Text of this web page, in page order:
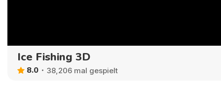
Ice Fishing 3D
8.0 38,206 mal gespielt